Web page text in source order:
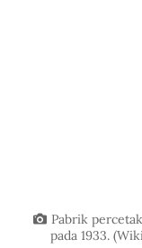
Pabrik
pada 1933.